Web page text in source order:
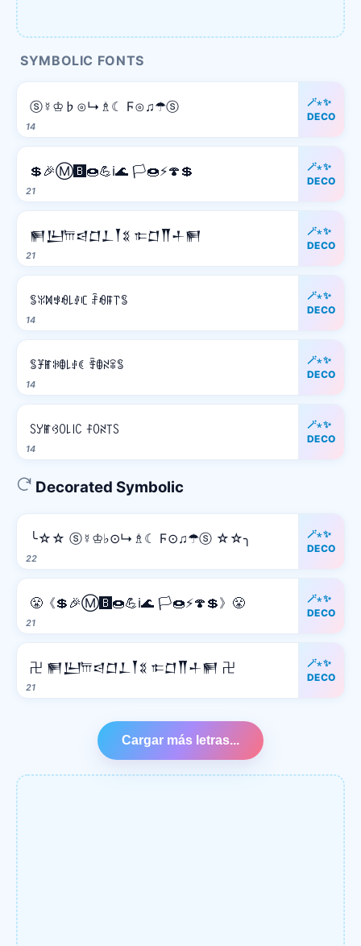
SYMBOLIC FONTS
14
ⓢ☿♔♭⊙↳♗☾ Ϝ⊙♫☂ⓢ
🪄⋆✨
DECO
21
💲🎉Ⓜ️🅱️🍩💪ℹ️🌊 🏳️🍩⚡️🍄💲
🪄⋆✨
DECO
21
𒂍𒌨𐎠𒁀𒆸𒁇𒐕𒐏 𐎣𒆸𒐖𒈦𒂍
🪄⋆✨
DECO
14
ꌚꐟꁒꃃꆂ꒒ꂑꏸ ꄘꆂꁹ꓅ꌚ
🪄⋆✨
DECO
14
ꌚꐞꂵꋰꂦ꒒ꂑꀯ ꄞꂦꋊꋖꌚ
🪄⋆✨
DECO
14
ꇙꌦꂵꃳꄲ꒒꒐ꉔ ꊰꄲꋊ꓄ꇙ
🪄⋆✨
DECO
Decorated Symbolic
22
╰☆☆ ⓢ☿♔♭⊙↳♗☾ Ϝ⊙♫☂ⓢ ☆☆╮
🪄⋆✨
DECO
21
😤《💲🎉Ⓜ️🅱️🍩💪ℹ️🌊 🏳️🍩⚡️🍄💲》😤
🪄⋆✨
DECO
21
卍 𒂍𒌨𐎠𒁀𒆸𒁇𒐕𒐏 𐎣𒆸𒐖𒈦𒂍 卍
🪄⋆✨
DECO
Cargar más letras...